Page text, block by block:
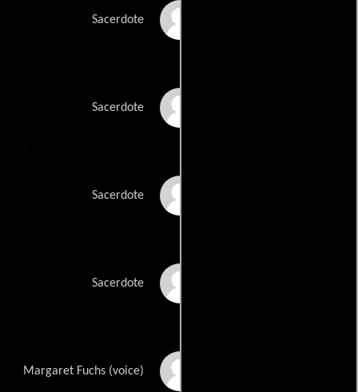
Sacerdote
Sacerdote
Sacerdote
Sacerdote
Margaret Fuchs (voice)